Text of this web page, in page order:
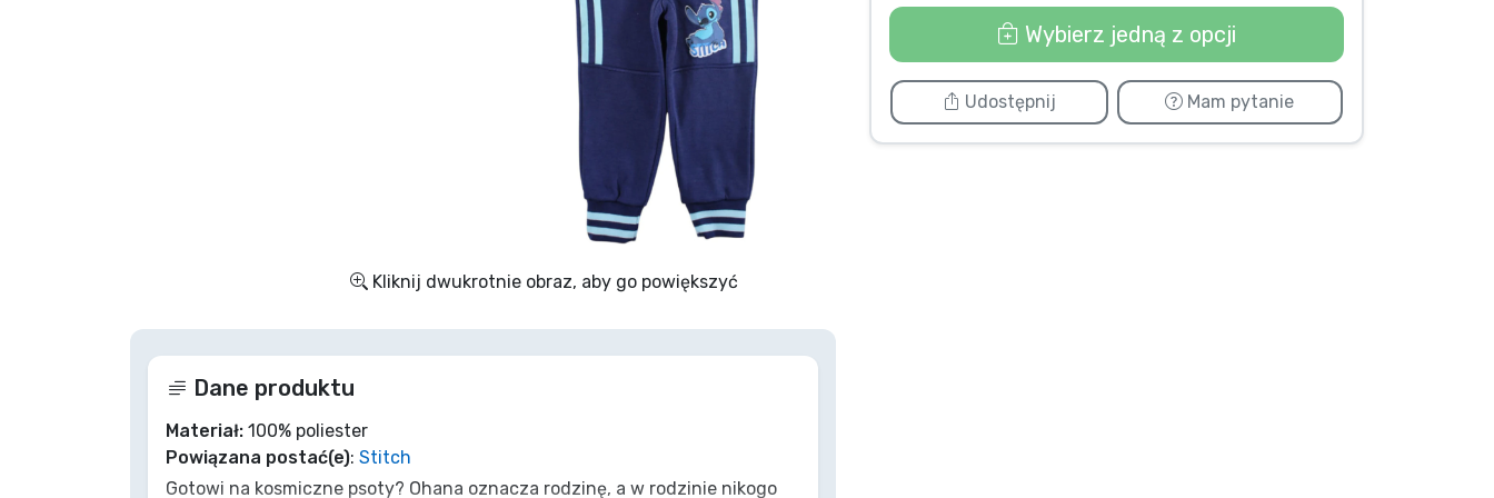
Kliknij dwukrotnie obraz, aby go powiększyć
Wybierz jedną z opcji
Udostępnij Mam pytanie
Dane produktu
Materiał: 100% poliester
Powiązana postać(e): Stitch
Gotowi na kosmiczne psoty? Ohana oznacza rodzinę, a w rodzinie nikogo
Rzeczy sportowe
Typy produktów